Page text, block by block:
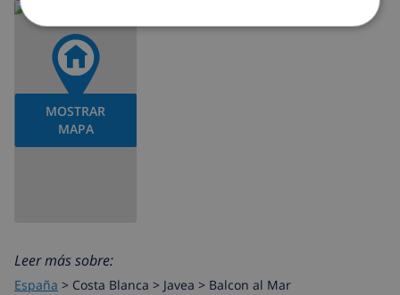
MOSTRAR
MAPA
Leer más sobre:
España > Costa Blanca > Javea > Balcon al Mar